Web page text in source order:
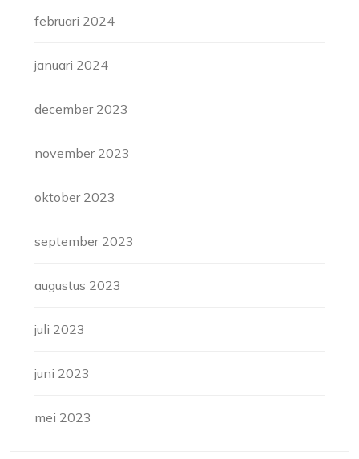
februari 2024
januari 2024
december 2023
november 2023
oktober 2023
september 2023
augustus 2023
juli 2023
juni 2023
mei 2023